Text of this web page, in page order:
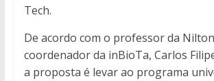
Tech.
De acordo com o professor da
coordenador da inBioTa, Carlos
a proposta é levar ao programa